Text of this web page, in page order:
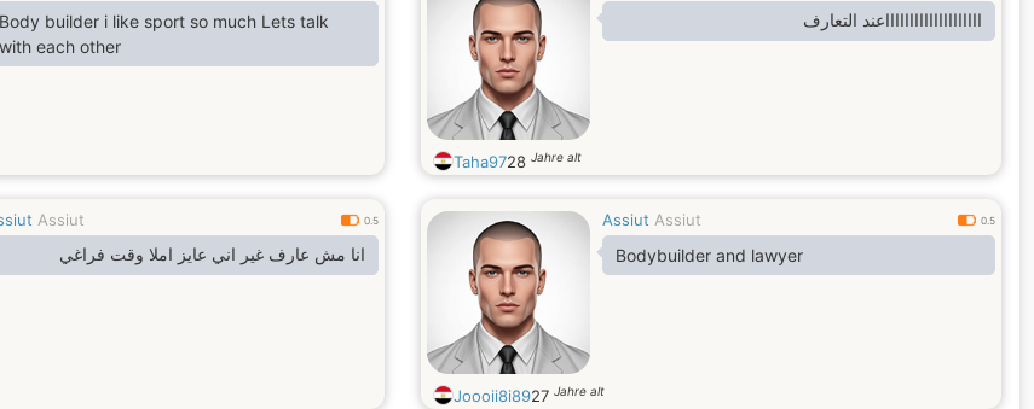
Body builder i like sport so much Lets talk
with each other
ااااااااااااااااااااعند التعارف
Taha9728 Jahre alt
Assiut 0.5
انا مش عارف غير اني عايز املا وقت فراغي
Assiut Assiut 0.5
Bodybuilder and lawyer
Joooii8i8927 Jahre alt